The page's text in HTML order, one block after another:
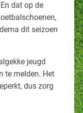
dat op de
dit seizoen
jeugd
te melden. Het
dus zorg